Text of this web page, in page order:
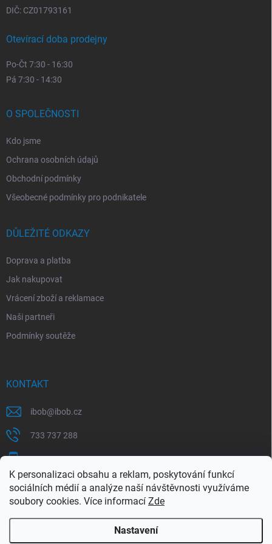
K personalizaci obsahu a reklam, poskytování funkcí
sociálních médií a analýze naší návštěvnosti využíváme
soubory cookies. Více informací Zde
Nastavení
DIČ: CZ01793161
Otevírací doba prodejny
Po-Čt 7:30 - 16:30
Pá 7:30 - 14:30
O SPOLEČNOSTI
Kdo jsme
Ochrana osobních údajů
Obchodní podmínky
Všeobecné podmínky pro podnikatele
DŮLEŽITÉ ODKAZY
Doprava a platba
Jak nakupovat
Vrácení zboží a reklamace
Naši partneři
Podmínky soutěže
KONTAKT
ibob@ibob.cz
733 737 288
607 069 561
Sledujte nás na Facebooku !
ibob_s.r.o/